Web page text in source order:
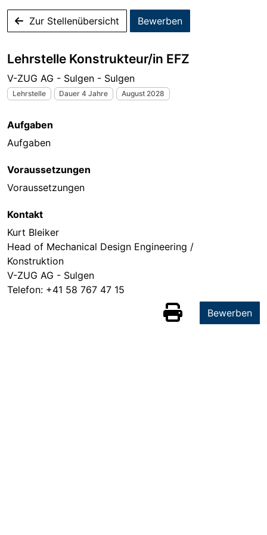
Zur Stellenübersicht Bewerben
Lehrstelle Konstrukteur/in EFZ
V-ZUG AG - Sulgen - Sulgen
Lehrstelle Dauer 4 Jahre August 2028
Aufgaben
Aufgaben
Voraussetzungen
Voraussetzungen
Kontakt
Kurt Bleiker
Head of Mechanical Design Engineering /
Konstruktion
V-ZUG AG - Sulgen
Telefon: +41 58 767 47 15
Bewerben